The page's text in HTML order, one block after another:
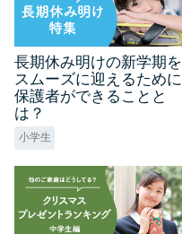
長期休み明けの新学期を
スムーズに迎えるために
保護者ができることと
は？
小学生